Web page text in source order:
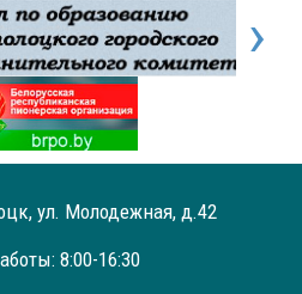
›
ул. Молодежная, д.42
8:00-16:30